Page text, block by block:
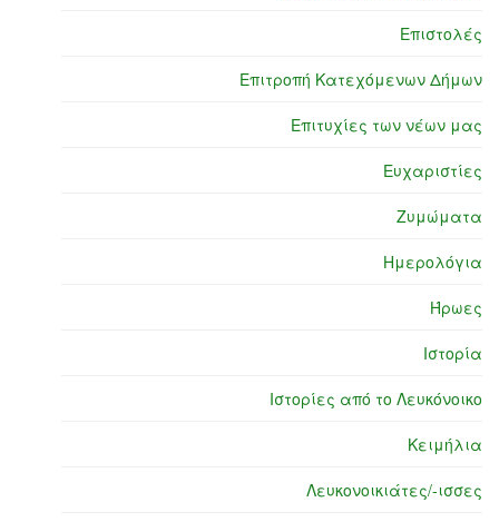
Επιστολές
Επιτροπή Κατεχόμενων Δήμων
Επιτυχίες των νέων μας
Ευχαριστίες
Ζυμώματα
Ημερολόγια
Ήρωες
Ιστορία
Ιστορίες από το Λευκόνοικο
Κειμήλια
Λευκονοικιάτες/-ισσες